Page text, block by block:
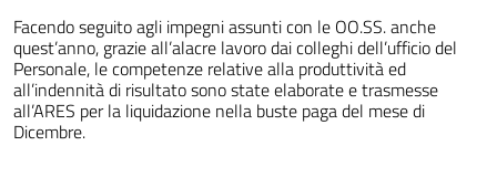
Facendo seguito agli impegni assunti con le OO.SS. anche
quest’anno, grazie all’alacre lavoro dai colleghi dell’ufficio del
Personale, le competenze relative alla produttività ed
all’indennità di risultato sono state elaborate e trasmesse
all’ARES per la liquidazione nella buste paga del mese di
Dicembre.